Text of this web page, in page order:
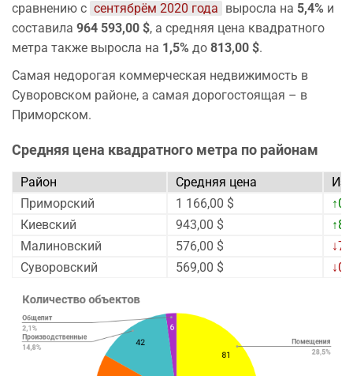
сравнению с сентябрём 2020 года выросла на 5,4% и
составила 964 593,00 $, а средняя цена квадратного
метра также выросла на 1,5% до 813,00 $.
Самая недорогая коммерческая недвижимость в
Суворовском районе, а самая дорогостоящая – в
Приморском.
Средняя цена квадратного метра по районам
Район Средняя цена
Приморский
1 166,00 $
Киевский
943,00 $
Малиновский
576,00 $
Суворовский
569,00 $